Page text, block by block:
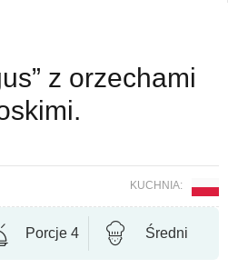
z orzechami
KUCHNIA:
Porcje 4 Średni